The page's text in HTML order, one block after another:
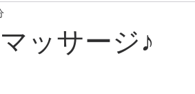
ラム
ッサージ♪